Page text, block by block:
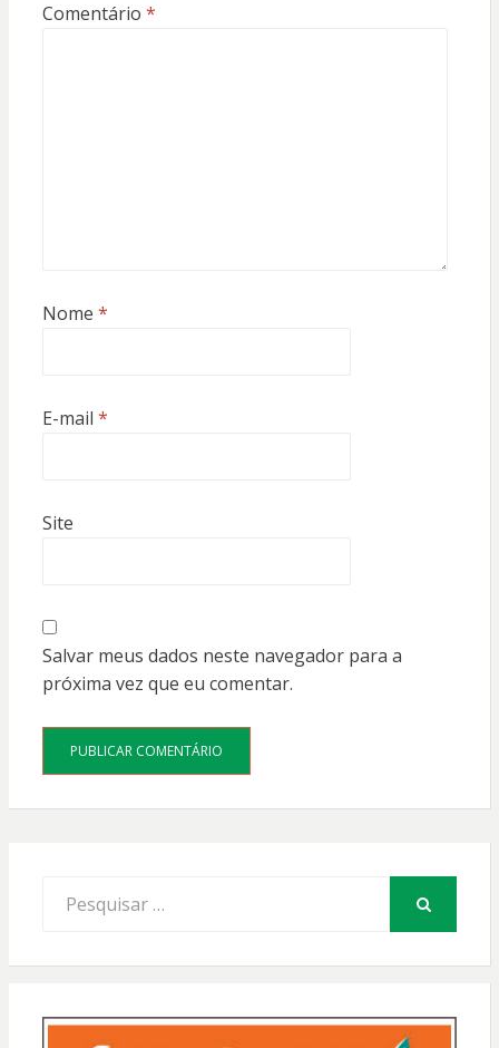
Comentário *
Nome *
E-mail *
Site
Salvar meus dados neste navegador para a
próxima vez que eu comentar.
por: